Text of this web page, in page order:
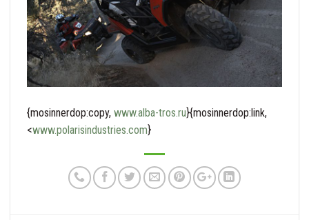
{mosinnerdop:copy, www.alba-tros.ru}{mosinnerdop:link,
<www.polarisindustries.com}